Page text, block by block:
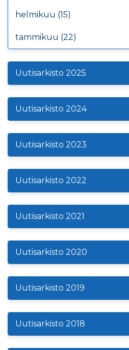
helmikuu (15)
tammikuu (22)
Uutisarkisto 2025
Uutisarkisto 2024
Uutisarkisto 2023
Uutisarkisto 2022
Uutisarkisto 2021
Uutisarkisto 2020
Uutisarkisto 2019
Uutisarkisto 2018